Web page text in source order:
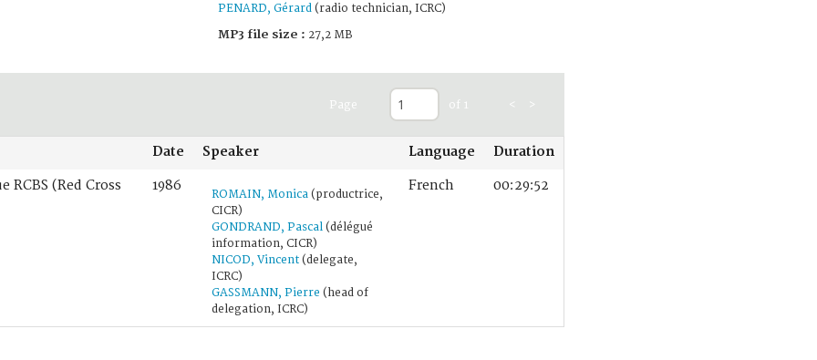
PENARD, Gérard (radio technician, ICRC)
MP3 file size : 27,2 MB
Page of 1 < >
Date Speaker Language Duration
RCBS (Red Cross
1986
ROMAIN, Monica (productrice,
CICR)
GONDRAND, Pascal (délégué
information, CICR)
NICOD, Vincent (delegate,
ICRC)
GASSMANN, Pierre (head of
delegation, ICRC)
French 00:29:52